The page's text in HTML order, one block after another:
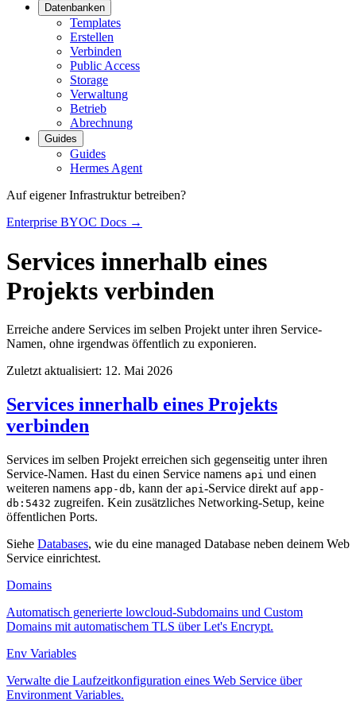
Datenbanken
Templates
Erstellen
Verbinden
Public Access
Storage
Verwaltung
Betrieb
Abrechnung
Guides
Guides
Hermes Agent
Auf eigener Infrastruktur betreiben?
Enterprise BYOC Docs →
Services innerhalb eines
Projekts verbinden
Erreiche andere Services im selben Projekt unter ihren Service-
Namen, ohne irgendwas öffentlich zu exponieren.
Zuletzt aktualisiert: 12. Mai 2026
Services innerhalb eines Projekts
verbinden
Services im selben Projekt erreichen sich gegenseitig unter ihren
Service-Namen. Hast du einen Service namens api und einen
weiteren namens app-db, kann der api-Service direkt auf app-
db:5432 zugreifen. Kein zusätzliches Networking-Setup, keine
öffentlichen Ports.
Siehe Databases, wie du eine managed Database neben deinem Web
Service einrichtest.
Domains
Automatisch generierte lowcloud-Subdomains und Custom
Domains mit automatischem TLS über Let's Encrypt.
Env Variables
Verwalte die Laufzeitkonfiguration eines Web Service über
Environment Variables.